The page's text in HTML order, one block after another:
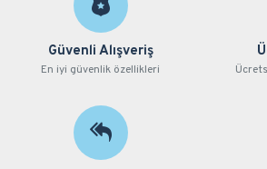
Güvenli Alışveriş
En iyi güvenlik özellikleri